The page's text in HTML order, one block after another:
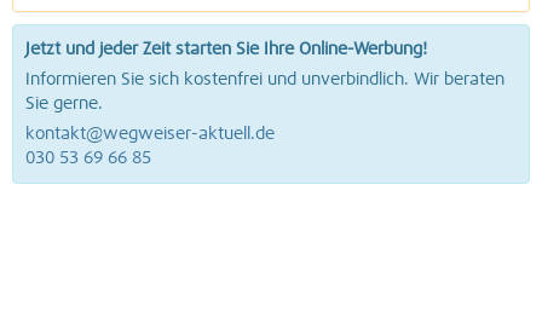
Jetzt und jeder Zeit starten Sie Ihre Online-Werbung!
Informieren Sie sich kostenfrei und unverbindlich. Wir beraten
Sie gerne.
kontakt@wegweiser-aktuell.de
030 53 69 66 85